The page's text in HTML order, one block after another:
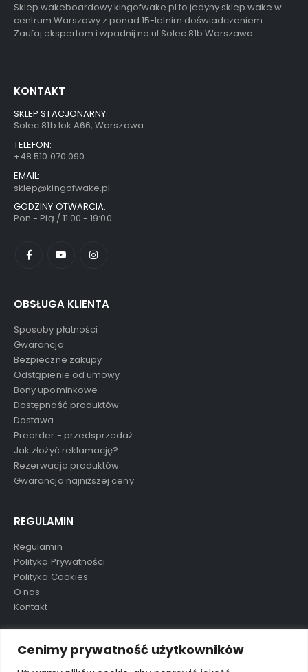
Cenimy prywatność użytkowników
Sklep wakeboardowy kingofwake.pl to jedyny sklep wake w
centrum Warszawy z ponad 15-letnim doświadczeniem.
Zaufaj ekspertom i wpadnij na ul.Solec 81b Warszawa.
KONTAKT
SKLEP STACJONARNY:
Solec 81b lok.A66, Warszawa
TELEFON:
+48 510 070 090
EMAIL:
sklep@kingofwake.pl
GODZINY OTWARCIA:
Pon - Pią / 11:00 - 19:00
OBSŁUGA KLIENTA
Sposoby płatności
Gwarancja
Bezpieczne zakupy
Odstąpienie od umowy
Bony upominkowe
Dostępność produktów
Dostawa
Preorder - przedsprzedaż
Jak złożyć reklamację?
Rezerwacja produktów
Gwarancja najniższej ceny
REGULAMIN
Regulamin
Polityka Prywatności
Polityka Cookies
O nas
Kontakt
TAGI